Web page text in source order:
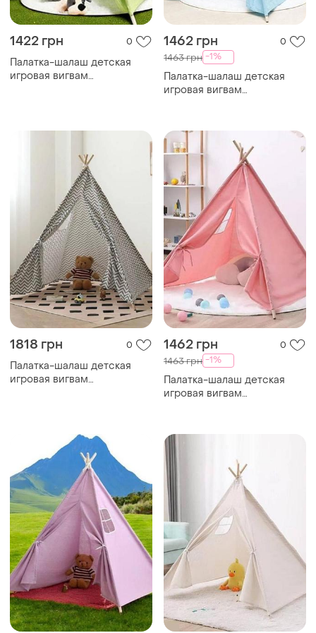
1422 грн 0
Палатка-шалаш детская
игровая вигвам
1462 грн 0
1463 грн -1%
Палатка-шалаш детская
игровая вигвам
1818 грн 0
Палатка-шалаш детская
игровая вигвам
1462 грн 0
1463 грн -1%
Палатка-шалаш детская
игровая вигвам